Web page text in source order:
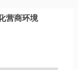
营商环境